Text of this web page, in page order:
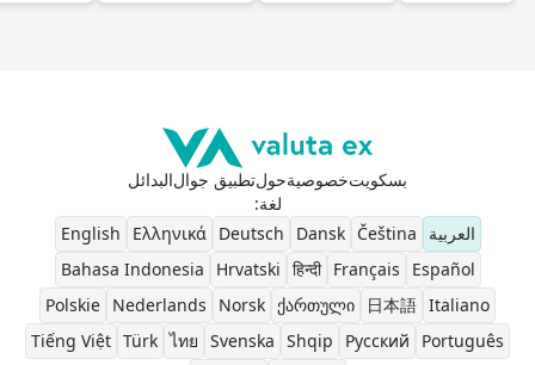
بسكويتخصوصيةحولتطبيق جوالالبدائل
لغة:
العربية
Čeština
Dansk
Deutsch
Ελληνικά
English
Español
Français
हिन्दी
Hrvatski
Bahasa Indonesia
Italiano
日本語
ქართული
Norsk
Nederlands
Polskie
Português
Pусский
Shqip
Svenska
ไทย
Türk
Tiếng Việt